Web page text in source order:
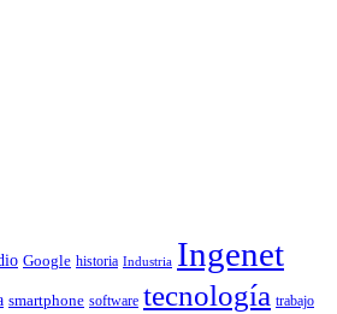
Google historia Industria Ingenet
smartphone software tecnología trabajo